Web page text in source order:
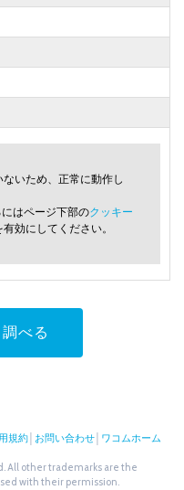
いため、正常に動作し
はページ下部のクッキー
効にしてください。
べる
規約 お問い合わせ ワコムホーム
All other trademarks are the
with their permission.